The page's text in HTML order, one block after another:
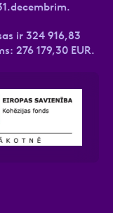
ir 324 916,83
276 179,30 EUR.